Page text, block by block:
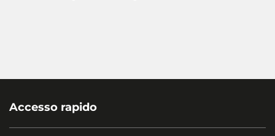
Accesso rapido